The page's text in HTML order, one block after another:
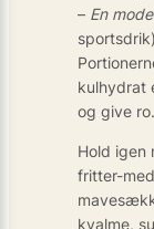
– En
kulhydrat
og give ro.
Hold igen
fritter-
kvalme,